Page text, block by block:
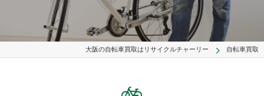
大阪の自転車買取はリサイクルチャーリー 自転車買取